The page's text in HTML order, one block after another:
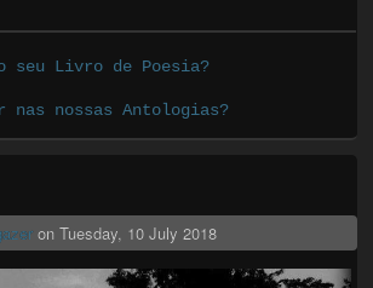
seu Livro de Poesia?
nas nossas Antologias?
onTuesday, 10 July 2018